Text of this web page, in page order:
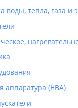
воды, тепла, газа и
аппаратура (НВА)